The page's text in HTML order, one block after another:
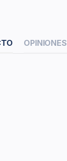
OPINIONES